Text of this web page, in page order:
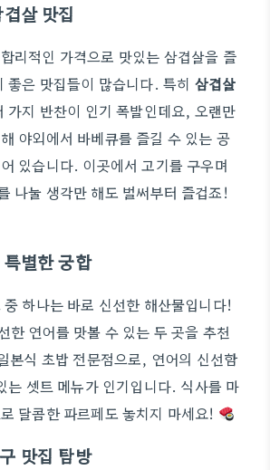
살 맛집
리적인 가격으로 맛있는 삼겹살을 즐
좋은 맛집들이 많습니다. 특히 삼겹살
가지 반찬이 인기 폭발인데요, 오랜만
야외에서 바베큐를 즐길 수 있는 공
있습니다. 이곳에서 고기를 구우며
나눌 생각만 해도 벌써부터 즐겁죠!
별한 궁합
하나는 바로 신선한 해산물입니다!
한 연어를 맛볼 수 있는 두 곳을 추천
본식 초밥 전문점으로, 연어의 신선함
는 셋트 메뉴가 인기입니다. 식사를 마
달콤한 파르페도 놓치지 마세요!
맛집 탐방